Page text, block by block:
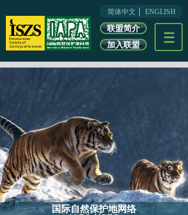
简体中文 ENGLISH
加入联盟
联盟简介
国际自然保护地网络